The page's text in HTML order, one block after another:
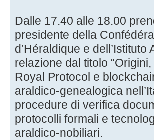
Dalle 17.40 alle 18.00
presidente della
d’Héraldique e
relazione dal titolo
Royal Protocol e
araldico-genealogica
procedure di verifica
protocolli formali e
araldico-nobiliari.